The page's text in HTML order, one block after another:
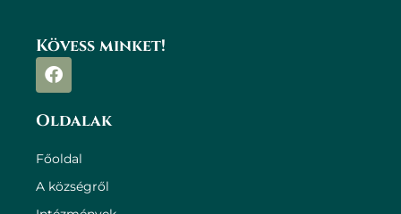
Kövess minket!
Oldalak
Főoldal
A községről